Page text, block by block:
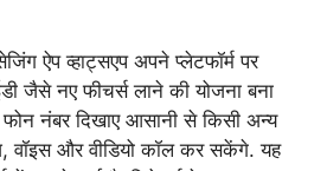
ऐप व्हाट्सएप अपने प्लेटफॉर्म पर
जैसे नए फीचर्स लाने की योजना बना
फोन नंबर दिखाए आसानी से किसी अन्य
वॉइस और वीडियो कॉल कर सकेंगे. यह